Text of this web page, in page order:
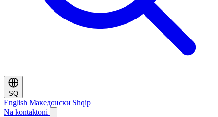
SQ
English Македонски Shqip
Na kontaktoni